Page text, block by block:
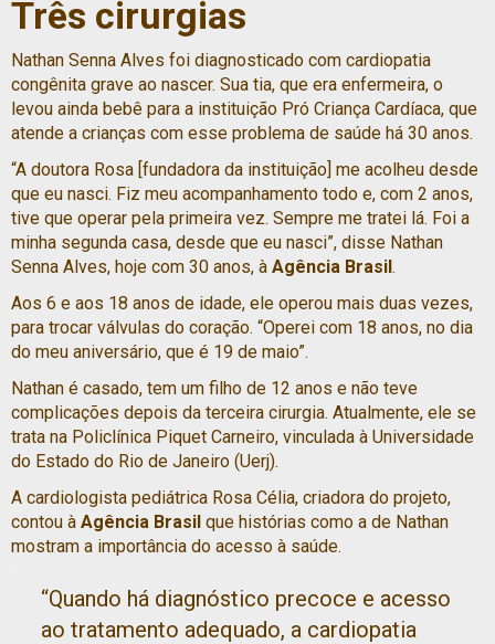
Três cirurgias
Nathan Senna Alves foi diagnosticado com cardiopatia
congênita grave ao nascer. Sua tia, que era enfermeira, o
levou ainda bebê para a instituição Pró Criança Cardíaca, que
atende a crianças com esse problema de saúde há 30 anos.
“A doutora Rosa [fundadora da instituição] me acolheu desde
que eu nasci. Fiz meu acompanhamento todo e, com 2 anos,
tive que operar pela primeira vez. Sempre me tratei lá. Foi a
minha segunda casa, desde que eu nasci”, disse Nathan
Senna Alves, hoje com 30 anos, à Agência Brasil.
Aos 6 e aos 18 anos de idade, ele operou mais duas vezes,
para trocar válvulas do coração. “Operei com 18 anos, no dia
do meu aniversário, que é 19 de maio”.
Nathan é casado, tem um filho de 12 anos e não teve
complicações depois da terceira cirurgia. Atualmente, ele se
trata na Policlínica Piquet Carneiro, vinculada à Universidade
do Estado do Rio de Janeiro (Uerj).
A cardiologista pediátrica Rosa Célia, criadora do projeto,
contou à Agência Brasil que histórias como a de Nathan
mostram a importância do acesso à saúde.
“Quando há diagnóstico precoce e acesso
ao tratamento adequado, a cardiopatia